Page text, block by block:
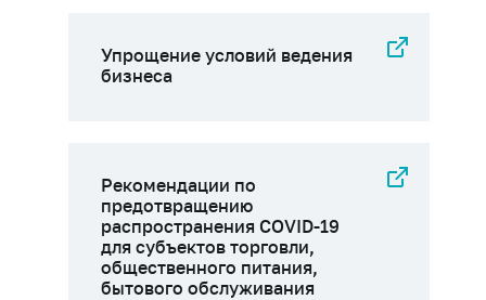
Упрощение условий ведения
бизнеса
Рекомендации по
предотвращению
распространения COVID-19
для субъектов торговли,
общественного питания,
бытового обслуживания